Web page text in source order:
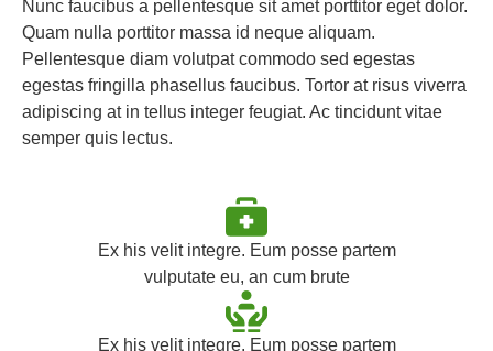
Nunc faucibus a pellentesque sit amet porttitor eget dolor.
Quam nulla porttitor massa id neque aliquam.
Pellentesque diam volutpat commodo sed egestas
egestas fringilla phasellus faucibus. Tortor at risus viverra
adipiscing at in tellus integer feugiat. Ac tincidunt vitae
semper quis lectus.
Ex his velit integre. Eum posse partem
vulputate eu, an cum brute
Ex his velit integre. Eum posse partem